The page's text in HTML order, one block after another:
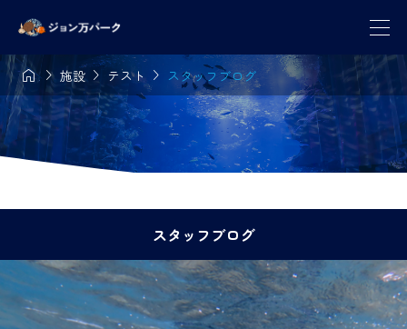
 施設  テスト  スタッフブログ
スタッフブログ